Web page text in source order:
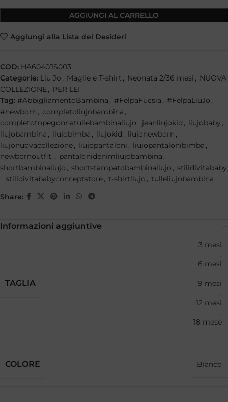
AGGIUNGI AL CARRELLO
Aggiungi alla Lista dei Desideri
COD: HA6040JS003
Categorie: Liu Jo , Maglie e T-shirt , Neonata 2/36 mesi , NUOVA
COLLEZIONE, PER LEI
Tag: #AbbigliamentoBambina , #FelpaFucsia , #FelpaLiuJo ,
#newborn , completoliujobambina ,
completotopegonnatullebambinaliujo , jeanliujokid , liujobaby ,
liujobambina , liujobimba , liujokid , liujonewborn ,
liujonuovacollezione, liujopantaloni , liujopantalonibimba ,
newbornoutfit , pantalonidenimliujobambina ,
shortbambinaliujo , shortstampatobambinaliujo , stilidivitababy
, stilidivitababyconceptstore, t-shirtliujo , tulleliujobambina
Share:
Informazioni aggiuntive
TAGLIA
3 mesi
,
6 mesi
,
9 mesi
,
12 mesi
,
18 mese
COLORE Bianco